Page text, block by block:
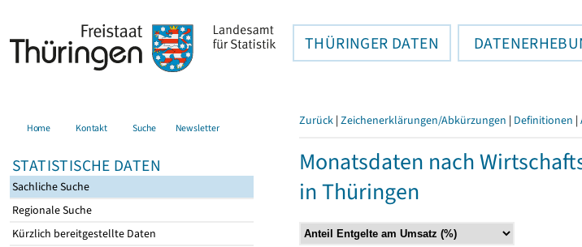
THÜRINGER DATEN
Home Kontakt Suche Newsletter
STATISTISCHE DATEN
Sachliche Suche
Regionale Suche
Kürzlich bereitgestellte Daten
Zurück | Zeichenerklärungen/Abkürzungen | Definitionen |
Monatsdaten nach
in Thüringen